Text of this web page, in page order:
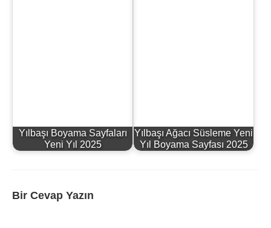
Yılbaşı Boyama Sayfaları
Yeni Yıl 2025
Yılbaşı Ağacı Süsleme Yeni
Yıl Boyama Sayfası 2025
Bir Cevap Yazın